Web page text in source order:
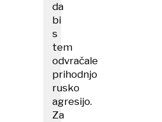
da
bi
s
tem
odvračale
prihodnjo
rusko
agresijo.
Za